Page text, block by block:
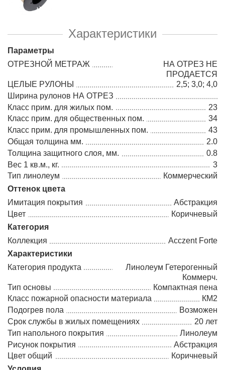
Характеристики
Параметры
ОТРЕЗНОЙ МЕТРАЖ
НА ОТРЕЗ НЕ
ПРОДАЕТСЯ
ЦЕЛЫЕ РУЛОНЫ
2,5; 3,0; 4,0
Ширина рулонов НА ОТРЕЗ
Класс прим. для жилых пом.
23
Класс прим. для общественных пом.
34
Класс прим. для промышленных пом.
43
Общая толщина мм.
2.0
Толщина защитного слоя, мм.
0.8
Вес 1 кв.м., кг.
3
Тип линолеум
Коммерческий
Оттенок цвета
Имитация покрытия
Абстракция
Цвет
Коричневый
Категория
Коллекция
Acczent Forte
Характеристики
Категория продукта
Линолеум Гетерогенный
Коммерч.
Тип основы
Компактная пена
Класс пожарной опасности материала
КМ2
Подогрев пола
Возможен
Срок службы в жилых помещениях
20 лет
Тип напольного покрытия
Линолеум
Рисунок покрытия
Абстракция
Цвет общий
Коричневый